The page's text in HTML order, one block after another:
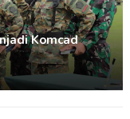
Komcad